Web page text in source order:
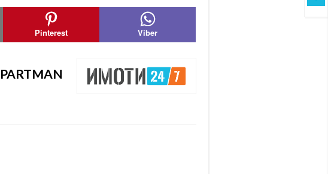
Pinterest Viber